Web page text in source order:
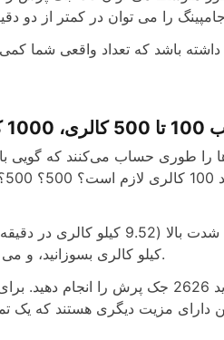
باشد که تعداد واقعی شما کمی
را طوری حساب می‌کنند که گویی
کیلو کالری بسوزانید، و می توانید انتظار داشته باشید که 525 جک پرش را کامل کنید.
مزیت دیگری هستند که یک